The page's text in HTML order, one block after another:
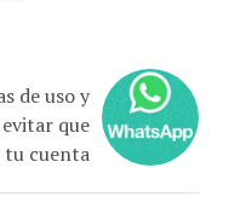
de uso y
que
tu cuenta